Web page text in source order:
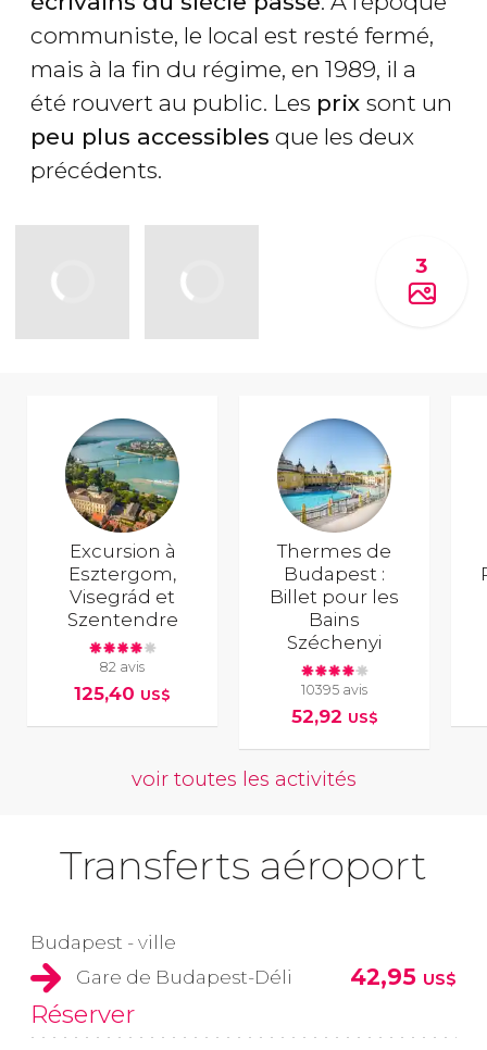
communiste, le local est resté fermé,
mais à la fin du régime, en 1989, il a
été rouvert au public. Les prix sont un
peu plus accessibles que les deux
précédents.
3
Excursion à
Esztergom,
Visegrád et
Szentendre
82 avis
125,40 US$
Thermes de
Budapest :
Billet pour les
Bains
Széchenyi
10395 avis
52,92 US$
voir toutes les activités
Transferts aéroport
Budapest - ville
Gare de Budapest-Déli
42,95 US$
Réserver